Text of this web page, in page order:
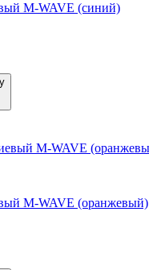
M-WAVE (синий)
M-WAVE (оранжевый)